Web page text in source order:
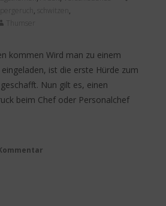
, schwitzen ,
Thumser
kommen Wird man zu einem
ist die erste Hürde zum
Nun gilt es, einen
beim Chef oder Personalchef